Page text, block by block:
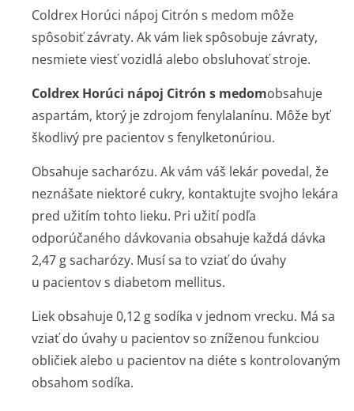
Coldrex Horúci nápoj Citrón s medom môže
spôsobiť závraty. Ak vám liek spôsobuje závraty,
nesmiete viesť vozidlá alebo obsluhovať stroje.
Coldrex Horúci nápoj Citrón s medomobsahuje
aspartám, ktorý je zdrojom fenylalanínu. Môže byť
škodlivý pre pacientov s fenylketonúriou.
Obsahuje sacharózu. Ak vám váš lekár povedal, že
neznášate niektoré cukry, kontaktujte svojho lekára
pred užitím tohto lieku. Pri užití podľa
odporúčaného dávkovania obsahuje každá dávka
2,47 g sacharózy. Musí sa to vziať do úvahy
u pacientov s diabetom mellitus.
Liek obsahuje 0,12 g sodíka v jednom vrecku. Má sa
vziať do úvahy u pacientov so zníženou funkciou
obličiek alebo u pacientov na diéte s kontrolovaným
obsahom sodíka.